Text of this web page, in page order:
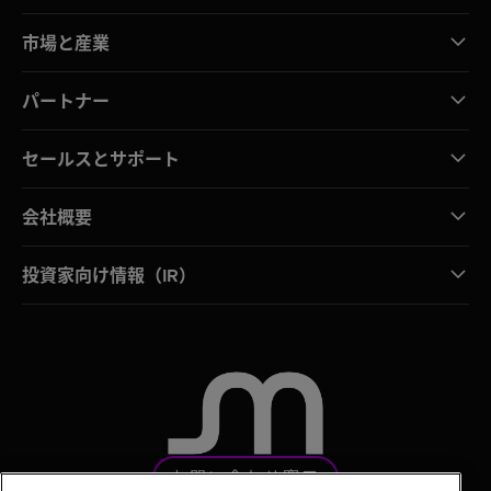
市場と産業
パートナー
セールスとサポート
会社概要
投資家向け情報（IR）
お問い合わせ窓口